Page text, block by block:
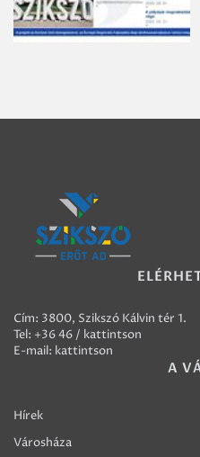
Cím: 3800, Szikszó Kálvin tér 1.
Tel: +36 46 / kattintson
E-mail: kattintson
A
Hírek
Városháza